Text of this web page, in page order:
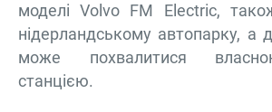
моделі Volvo FM Electric,
нідерландському автопарку, а
може похвалитися
станцією.